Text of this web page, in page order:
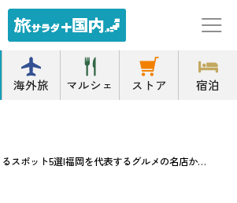
海外旅 マルシェ ストア 宿泊
【福岡】福岡を満喫できるスポット5選|福岡を代表するグルメの名店から有名観光スポットまでご紹介